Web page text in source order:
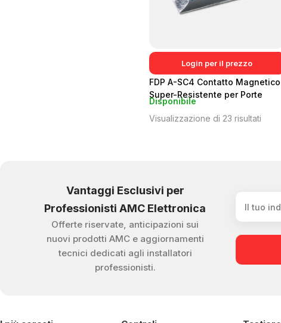
Login per il prezzo
FDP A-SC4 Contatto Magnetico
Super-Resistente per Porte
Basculanti
Disponibile
Visualizzazione di 23 risultati
Vantaggi Esclusivi per
Professionisti AMC Elettronica
Offerte riservate, anticipazioni sui
nuovi prodotti AMC e aggiornamenti
tecnici dedicati agli installatori
professionisti.